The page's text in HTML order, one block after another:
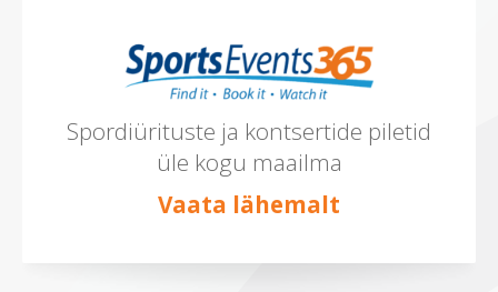
Spordiürituste ja kontsertide piletid
üle kogu maailma
Vaata lähemalt